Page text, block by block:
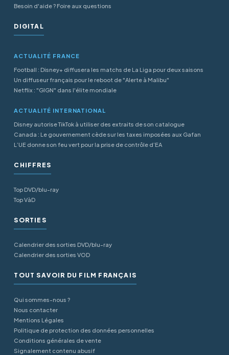
Besoin d'aide ? Foire aux questions
DIGITAL
ACTUALITÉ FRANCE
Football : Disney+ diffusera les matchs de La Liga pour deux saisons
Un diffuseur français pour le reboot de "Alerte à Malibu"
Netflix : "GIGN" dans l'élite mondiale
ACTUALITÉ INTERNATIONAL
Disney autorise TikTok à utiliser des extraits de son catalogue
Canada : Le gouvernement cède sur les taxes imposées aux Gafan
L’UE donne son feu vert pour la prise de contrôle d’EA
CHIFFRES
Top DVD/blu-ray
Top VàD
SORTIES
Calendrier des sorties DVD/blu-ray
Calendrier des sorties VOD
TOUT SAVOIR DU FILM FRANÇAIS
Qui sommes-nous ?
Nous contacter
Mentions Légales
Politique de protection des données personnelles
Conditions générales de vente
Signalement contenu abusif